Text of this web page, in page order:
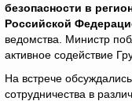
безопасности в
Российской
ведомства. Министр
активное содействие
На встрече
сотрудничества в